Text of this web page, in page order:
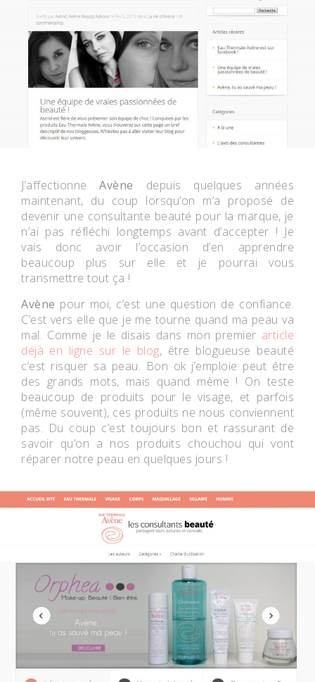
J’affectionneAvène depuis quelques années
maintenant, du coup lorsqu’on m’a proposé de
devenir une consultante beauté pour la marque, je
n’ai pas réfléchi longtemps avant d’accepter ! Je
vais donc avoir l’occasion d’en apprendre
beaucoup plus sur elle et je pourrai vous
transmettre tout ça !
Avène pour moi, c’est une question de confiance.
C’est vers elle que je me tourne quand ma peau va
mal. Comme je le disais dans mon premier article
déjà en ligne sur le blog, être blogueuse beauté
c’est risquer sa peau. Bon ok j’emploie peut être
des grands mots, mais quand même ! On teste
beaucoup de produits pour le visage, et parfois
(même souvent), ces produits ne nous conviennent
pas. Du coup c’est toujours bon et rassurant de
savoir qu’on a nos produits chouchou qui vont
réparer notre peau en quelques jours !